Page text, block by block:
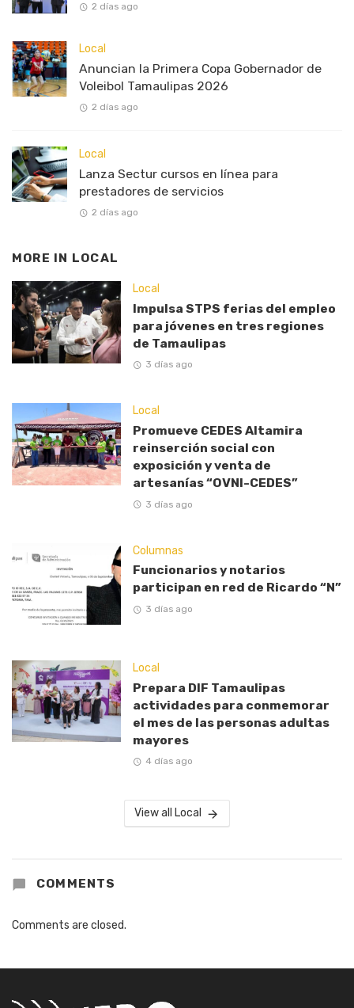
2 días ago
Local
Anuncian la Primera Copa Gobernador de
Voleibol Tamaulipas 2026
2 días ago
Local
Lanza Sectur cursos en línea para
prestadores de servicios
2 días ago
MORE IN LOCAL
Local
Impulsa STPS ferias del empleo
para jóvenes en tres regiones
de Tamaulipas
3 días ago
Local
Promueve CEDES Altamira
reinserción social con
exposición y venta de
artesanías “OVNI-CEDES”
3 días ago
Columnas
Funcionarios y notarios
participan en red de Ricardo “N”
3 días ago
Local
Prepara DIF Tamaulipas
actividades para conmemorar
el mes de las personas adultas
mayores
4 días ago
View all Local
COMMENTS
Comments are closed.